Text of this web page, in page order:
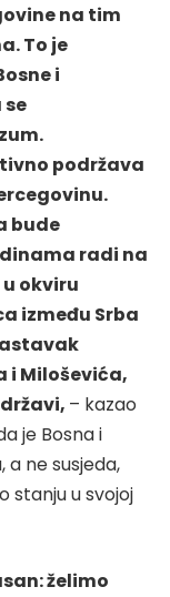
na tim
To je
i
podržava
bude
radi na
okviru
između Srba
i Miloševića,
– kazao
je Bosna i
ne susjeda,
stanju u svojoj
želimo